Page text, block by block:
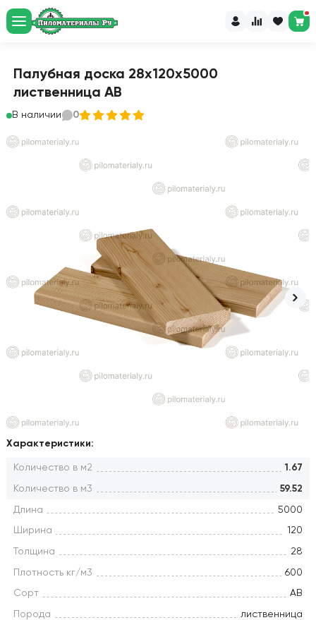
Палубная доска 28х120х5000
лиственница АВ
В наличии 0
Характеристики:
Количество в м2 1.67
Количество в м3 59.52
Длина 5000
Ширина 120
Толщина 28
Плотность кг/м3 600
Сорт АВ
Порода лиственница